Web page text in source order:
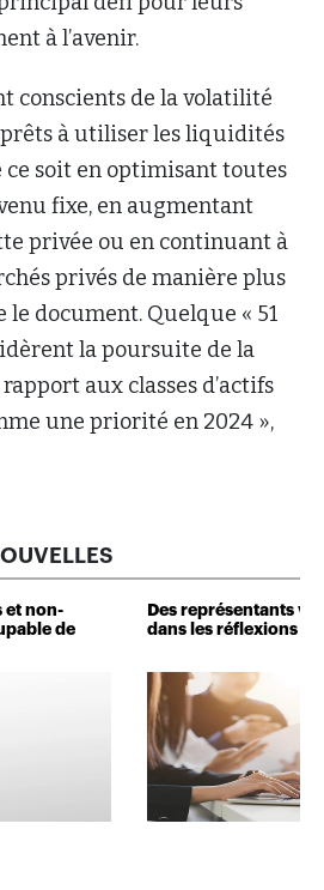
à l’avenir.
conscients de la volatilité
à utiliser les liquidités
ce soit en optimisant toutes
fixe, en augmentant
privée ou en continuant à
privés de manière plus
le document. Quelque « 51
la poursuite de la
aux classes d’actifs
une priorité en 2024 »,
et non-
de
Des représentants
dans les réflexions de